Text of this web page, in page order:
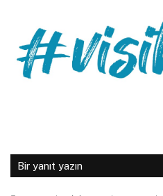
Bir yanıt yazın